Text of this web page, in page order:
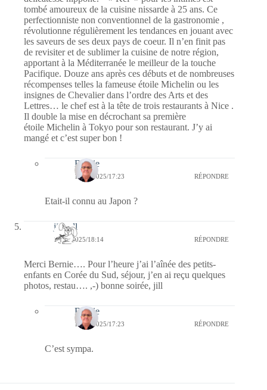
tombé amoureux de la cuisine nissarde à 25 ans. Ce
perfectionniste non conventionnel de la gastronomie ,
révolutionne régulièrement les tendances en jouant avec
les saveurs de ses deux pays de coeur. Il n’en finit pas
de revisiter et de sublimer la cuisine de notre région,
apportant à la Méditerranée le meilleur de la touche
Pacifique. Douze ans après ces débuts et de nombreuses
récompenses telles la fameuse étoile Michelin ou les
insignes de Chevalier dans l’ordre des Arts et des
Lettres… le chef est à la tête de trois restaurants à Nice .
Il double la mise en décrochant sa première
étoile Michelin à Tokyo pour son restaurant. J’y ai
mangé et c’est super bon !
Bernie
17/09/2025/17:23 RÉPONDRE
Etait-il connu au Japon ?
jill bill
14/09/2025/18:14 RÉPONDRE
Merci Bernie…. Pour l’heure j’ai l’aînée des petits-
enfants en Corée du Sud, séjour, j’en ai reçu quelques
photos, restau…. ,-) bonne soirée, jill
Bernie
17/09/2025/17:23 RÉPONDRE
C’est sympa.